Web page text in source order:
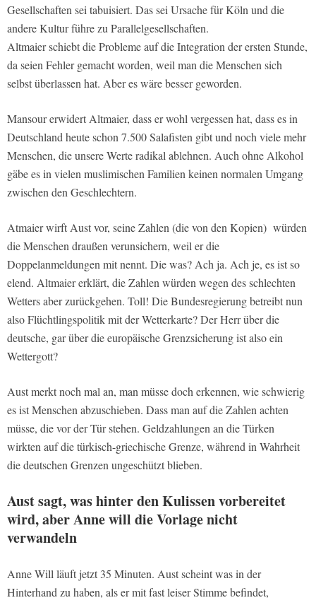
Gesellschaften sei tabuisiert. Das sei Ursache für Köln und die
andere Kultur führe zu Parallelgesellschaften.
Altmaier schiebt die Probleme auf die Integration der ersten Stunde,
da seien Fehler gemacht worden, weil man die Menschen sich
selbst überlassen hat. Aber es wäre besser geworden.
Mansour erwidert Altmaier, dass er wohl vergessen hat, dass es in
Deutschland heute schon 7.500 Salafisten gibt und noch viele mehr
Menschen, die unsere Werte radikal ablehnen. Auch ohne Alkohol
gäbe es in vielen muslimischen Familien keinen normalen Umgang
zwischen den Geschlechtern.
Atmaier wirft Aust vor, seine Zahlen (die von den Kopien) würden
die Menschen draußen verunsichern, weil er die
Doppelanmeldungen mit nennt. Die was? Ach ja. Ach je, es ist so
elend. Altmaier erklärt, die Zahlen würden wegen des schlechten
Wetters aber zurückgehen. Toll! Die Bundesregierung betreibt nun
also Flüchtlingspolitik mit der Wetterkarte? Der Herr über die
deutsche, gar über die europäische Grenzsicherung ist also ein
Wettergott?
Aust merkt noch mal an, man müsse doch erkennen, wie schwierig
es ist Menschen abzuschieben. Dass man auf die Zahlen achten
müsse, die vor der Tür stehen. Geldzahlungen an die Türken
wirkten auf die türkisch-griechische Grenze, während in Wahrheit
die deutschen Grenzen ungeschützt blieben.
Aust sagt, was hinter den Kulissen vorbereitet
wird, aber Anne will die Vorlage nicht
verwandeln
Anne Will läuft jetzt 35 Minuten. Aust scheint was in der
Hinterhand zu haben, als er mit fast leiser Stimme befindet,